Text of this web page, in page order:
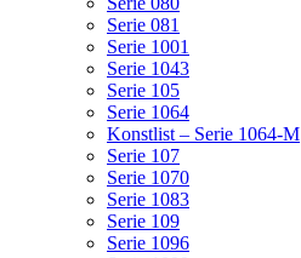
Serie 081
Serie 1001
Serie 1043
Serie 105
Serie 1064
Konstlist – Serie 1064-M
Serie 107
Serie 1070
Serie 1083
Serie 109
Serie 1096